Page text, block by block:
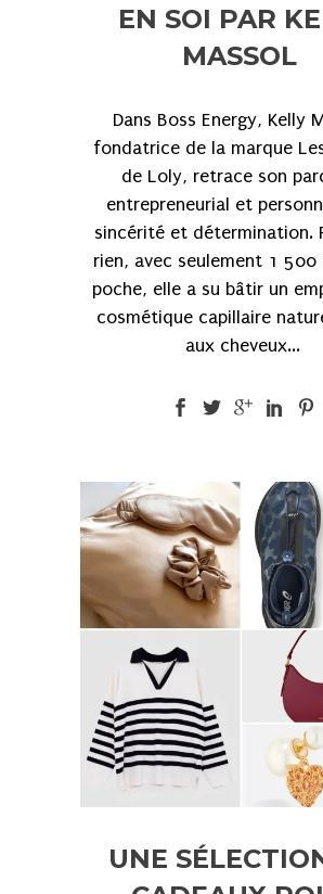
EN SOI PAR
MASSOL
Dans Boss Energy, Kelly
fondatrice de la marque
de Loly, retrace son
entrepreneurial et
sincérité et détermination.
rien, avec seulement 1 500
poche, elle a su bâtir un
cosmétique capillaire
aux cheveux...
UNE